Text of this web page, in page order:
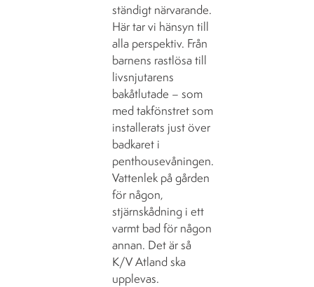
ständigt närvarande.
Här tar vi hänsyn till
alla perspektiv. Från
barnens rastlösa till
livsnjutarens
bakåtlutade – som
med takfönstret som
installerats just över
badkaret i
penthousevåningen.
Vattenlek på gården
för någon,
stjärnskådning i ett
varmt bad för någon
annan. Det är så
K/V Atland ska
upplevas.